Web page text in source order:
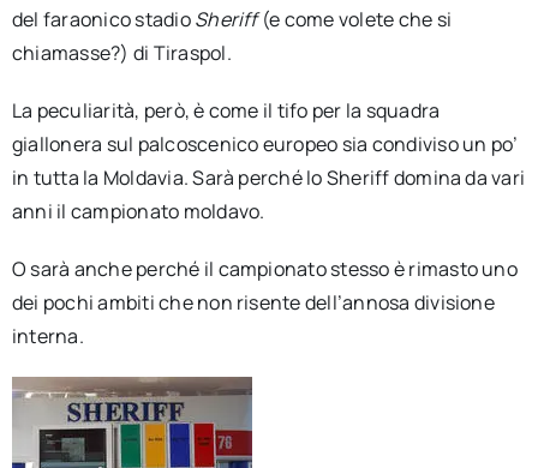
del faraonico stadioSheriff(e come volete che si
chiamasse?) di Tiraspol.
La peculiarità, però, è come il tifo per la squadra
giallonera sul palcoscenico europeo sia condiviso un po’
in tutta la Moldavia. Sarà perché lo Sheriff domina da vari
anni il campionato moldavo.
O sarà anche perché il campionato stesso è rimasto uno
dei pochi ambiti che non risente dell’annosa divisione
interna.